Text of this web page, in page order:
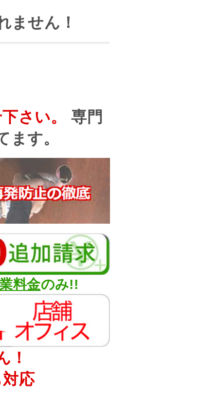
ません！
さい。
専門
ます。
料金のみ!!
！
応